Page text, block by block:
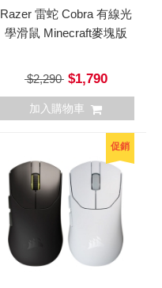
Razer 雷蛇 Cobra 有線光
學滑鼠 Minecraft麥塊版
$2,290$1,790
加入購物車
促銷